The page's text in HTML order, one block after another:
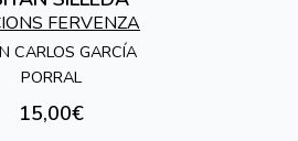
FERVENZA
CARLOS GARCÍA
PORRAL
15,00€